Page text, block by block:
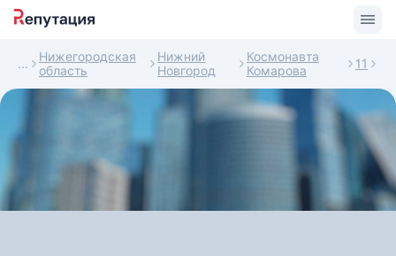
Нижегородская
область
Нижний
Новгород
Космонавта
Комарова
11